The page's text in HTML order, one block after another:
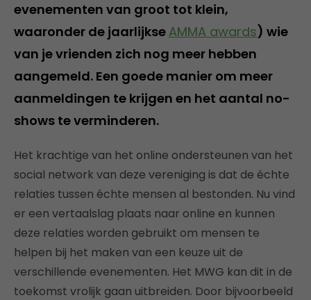
evenementen van groot tot klein,
waaronder de jaarlijkse AMMA awards) wie
van je vrienden zich nog meer hebben
aangemeld. Een goede manier om meer
aanmeldingen te krijgen en het aantal no-
shows te verminderen.
Het krachtige van het online ondersteunen van het
social network van deze vereniging is dat de échte
relaties tussen échte mensen al bestonden. Nu vind
er een vertaalslag plaats naar online en kunnen
deze relaties worden gebruikt om mensen te
helpen bij het maken van een keuze uit de
verschillende evenementen. Het MWG kan dit in de
toekomst vrolijk gaan uitbreiden. Door bijvoorbeeld